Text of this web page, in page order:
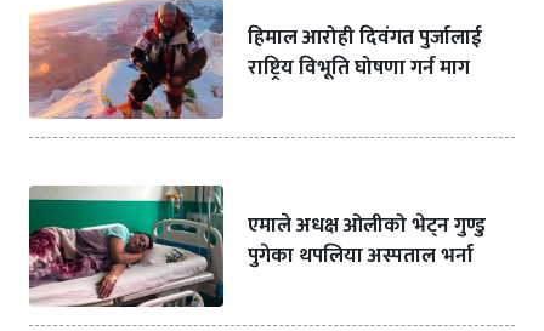
हिमाल आरोही दिवंगत पुर्जालाई
राष्ट्रिय विभूति घोषणा गर्न माग
एमाले अधक्ष ओलीको भेट्न गुण्डु
पुगेका थपलिया अस्पताल भर्ना